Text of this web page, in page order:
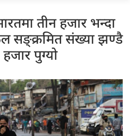
तीन हजार भन्दा
सङ्क्रमित संख्या झण्डै
पुग्यो